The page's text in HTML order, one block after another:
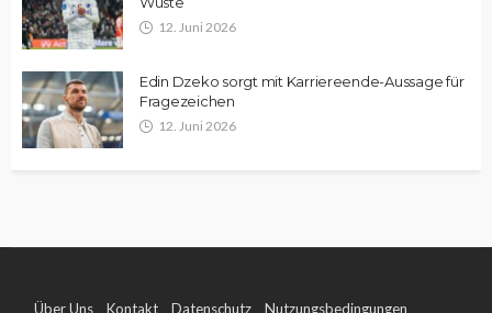
12. Juni 2026
Edin Dzeko sorgt mit Karriereende-Aussage für
Fragezeichen
12. Juni 2026
Über Uns Kontakt Datenschutz Nutzungsbedingungen